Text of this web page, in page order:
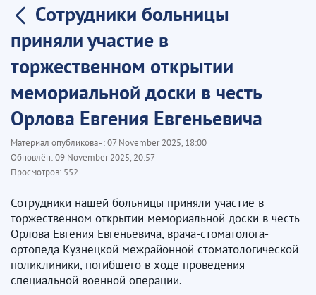
Сотрудники больницы
приняли участие в
торжественном открытии
мемориальной доски в честь
Орлова Евгения Евгеньевича
Материал опубликован:07 November 2025, 18:00
Обновлён:09 November 2025, 20:57
Просмотров: 552
Сотрудники нашей больницы приняли участие в
торжественном открытии мемориальной доски в честь
Орлова Евгения Евгеньевича, врача-стоматолога-
ортопеда Кузнецкой межрайонной стоматологической
поликлиники, погибшего в ходе проведения
специальной военной операции.